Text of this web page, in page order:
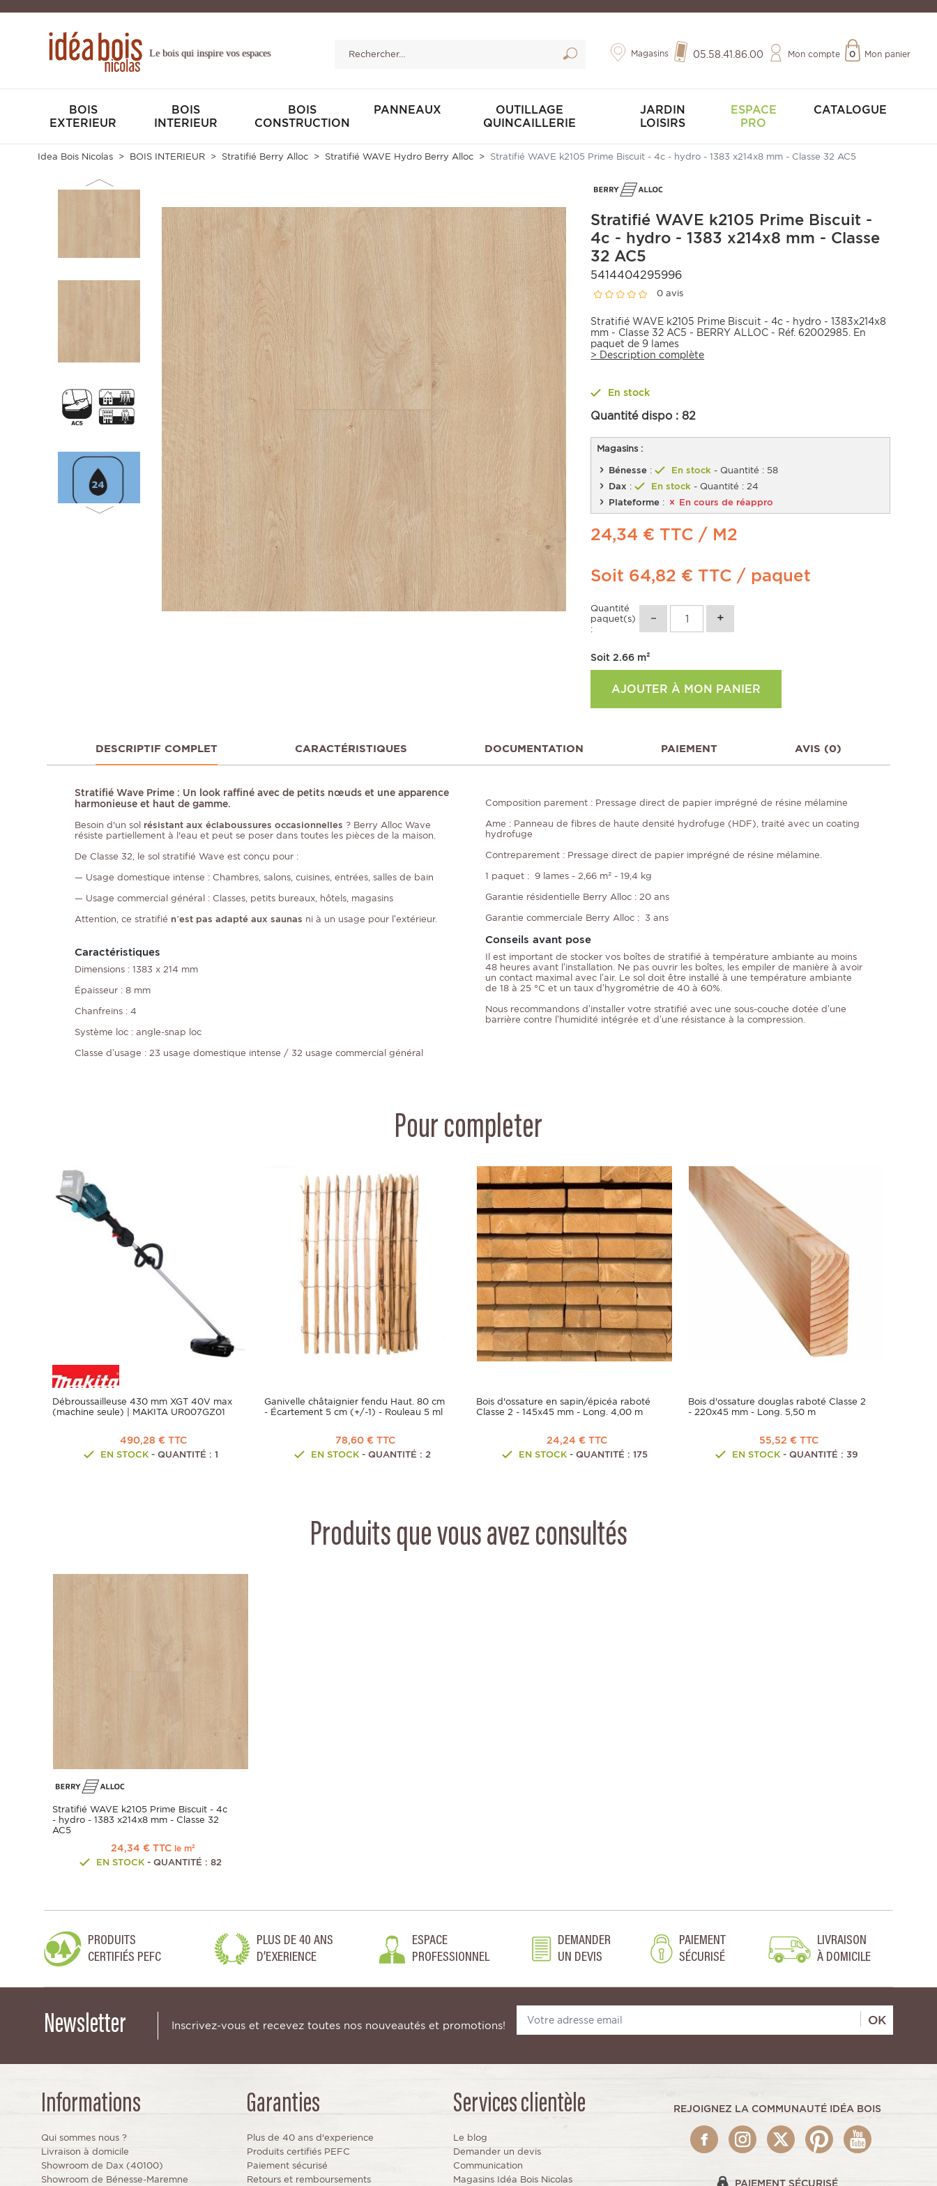
Le bois qui inspire vos espaces Magasins 05.58.41.86.00 Mon compte Mon panier
0
BOIS
EXTERIEUR
BOIS
INTERIEUR
BOIS
CONSTRUCTION
PANNEAUX
OUTILLAGE
QUINCAILLERIE
JARDIN
LOISIRS
ESPACE
PRO
CATALOGUE
Idea Bois Nicolas BOIS INTERIEUR Stratifié Berry Alloc Stratifié WAVE Hydro Berry Alloc Stratifié WAVE k2105 Prime Biscuit - 4c - hydro - 1383 x214x8 mm - Classe 32 AC5
Stratifié WAVE k2105 Prime Biscuit -
4c - hydro - 1383 x214x8 mm - Classe
32 AC5
5414404295996
0 avis
Stratifié WAVE k2105 Prime Biscuit - 4c - hydro - 1383x214x8
mm - Classe 32 AC5 - BERRY ALLOC - Réf. 62002985. En
paquet de 9 lames
> Description complète
En stock
Quantité dispo :82
Magasins :
Bénesse : En stock - Quantité : 58
Dax : En stock - Quantité : 24
Plateforme : En cours de réappro
24,34 € TTC / M2
Soit 64,82 € TTC / paquet
Quantité
paquet(s)
:
Soit2.66 m²
AJOUTER À MON PANIER
DESCRIPTIF COMPLET CARACTÉRISTIQUES DOCUMENTATION PAIEMENT AVIS (0)
Stratifié Wave Prime : Un look raffiné avec de petits nœuds et une apparence
harmonieuse et haut de gamme.
Besoin d'un sol résistant aux éclaboussures occasionnelles ? Berry Alloc Wave
résiste partiellement à l'eau et peut se poser dans toutes les pièces de la maison.
De Classe 32, le sol stratifié Wave est conçu pour :
— Usage domestique intense : Chambres, salons, cuisines, entrées, salles de bain
— Usage commercial général : Classes, petits bureaux, hôtels, magasins
Attention, ce stratifié n’est pas adapté aux saunas ni à un usage pour l’extérieur.
Caractéristiques
Dimensions : 1383 x 214 mm
Épaisseur : 8 mm
Chanfreins : 4
Système loc : angle-snap loc
Classe d’usage : 23 usage domestique intense / 32 usage commercial général
Composition parement : Pressage direct de papier imprégné de résine mélamine
Ame : Panneau de fibres de haute densité hydrofuge (HDF), traité avec un coating
hydrofuge
Contreparement : Pressage direct de papier imprégné de résine mélamine.
1 paquet : 9 lames - 2,66 m² - 19,4 kg
Garantie résidentielle Berry Alloc : 20 ans
Garantie commerciale Berry Alloc : 3 ans
Conseils avant pose
Il est important de stocker vos boîtes de stratifié à température ambiante au moins
48 heures avant l’installation. Ne pas ouvrir les boîtes, les empiler de manière à avoir
un contact maximal avec l’air. Le sol doit être installé à une température ambiante
de 18 à 25 °C et un taux d’hygrométrie de 40 à 60%.
Nous recommandons d’installer votre stratifié avec une sous-couche dotée d’une
barrière contre l’humidité intégrée et d’une résistance à la compression.
Pour completer
Débroussailleuse 430 mm XGT 40V max
(machine seule) | MAKITA UR007GZ01
490,28 € TTC
EN STOCK- QUANTITÉ : 1
Ganivelle châtaignier fendu Haut. 80 cm
- Écartement 5 cm (+/-1) - Rouleau 5 ml
78,60 € TTC
EN STOCK - QUANTITÉ : 2
Bois d'ossature en sapin/épicéa raboté
Classe 2 - 145x45 mm - Long. 4,00 m
24,24 € TTC
EN STOCK- QUANTITÉ : 175
Bois d'ossature douglas raboté Classe 2
- 220x45 mm - Long. 5,50 m
55,52 € TTC
EN STOCK- QUANTITÉ : 39
Produits que vous avez consultés
Stratifié WAVE k2105 Prime Biscuit - 4c
- hydro - 1383 x214x8 mm - Classe 32
AC5
24,34 € TTC le m²
EN STOCK - QUANTITÉ : 82
PRODUITS
CERTIFIÉS PEFC
PLUS DE 40 ANS
D’EXERIENCE
ESPACE
PROFESSIONNEL
DEMANDER
UN DEVIS
PAIEMENT
SÉCURISÉ
LIVRAISON
À DOMICILE
Newsletter Inscrivez-vous et recevez toutes nos nouveautés et promotions! OK
Informations
Qui sommes nous ?
Livraison à domicile
Showroom de Dax (40100)
Showroom de Bénesse-Maremne
Garanties
Plus de 40 ans d'experience
Produits certifiés PEFC
Paiement sécurisé
Retours et remboursements
Services clientèle
Le blog
Demander un devis
Communication
Magasins Idéa Bois Nicolas
REJOIGNEZ LA COMMUNAUTÉ IDÉA BOIS
PAIEMENT SÉCURISÉ